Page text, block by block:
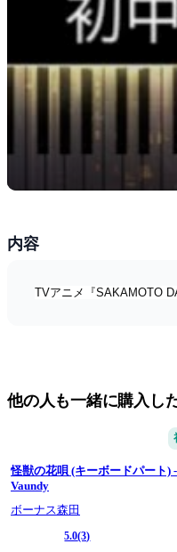
内容
TVアニメ『SAKAMOTO
他の人も一緒に購入し
怪獣の花唄 (キーボードパート) -
Vaundy
ボーナス森田
5.0(3)